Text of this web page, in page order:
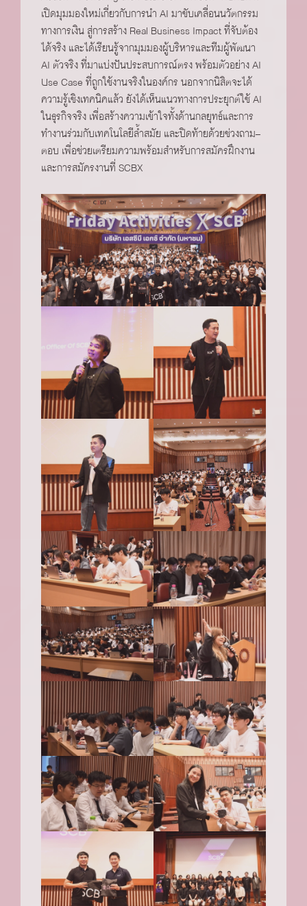
เปิดมุมมองใหม่เกี่ยวกับการนำ AI มาขับเคลื่อนนวัตกรรม
ทางการเงิน สู่การสร้าง Real Business Impact ที่จับต้อง
ได้จริง และได้เรียนรู้จากมุมมองผู้บริหารและทีมผู้พัฒนา
AI ตัวจริง ที่มาแบ่งปันประสบการณ์ตรง พร้อมตัวอย่าง AI
Use Case ที่ถูกใช้งานจริงในองค์กร นอกจากนิสิตจะได้
ความรู้เชิงเทคนิคแล้ว ยังได้เห็นแนวทางการประยุกต์ใช้ AI
ในธุรกิจจริง เพื่อสร้างความเข้าใจทั้งด้านกลยุทธ์และการ
ทำงานร่วมกับเทคโนโลยีล้ำสมัย และปิดท้ายด้วยช่วงถาม–
ตอบ เพื่อช่วยเตรียมความพร้อมสำหรับการสมัครฝึกงาน
และการสมัครงานที่ SCBX